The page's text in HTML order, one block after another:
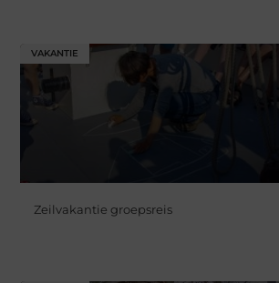
VAKANTIE
Zeilvakantie groepsreis